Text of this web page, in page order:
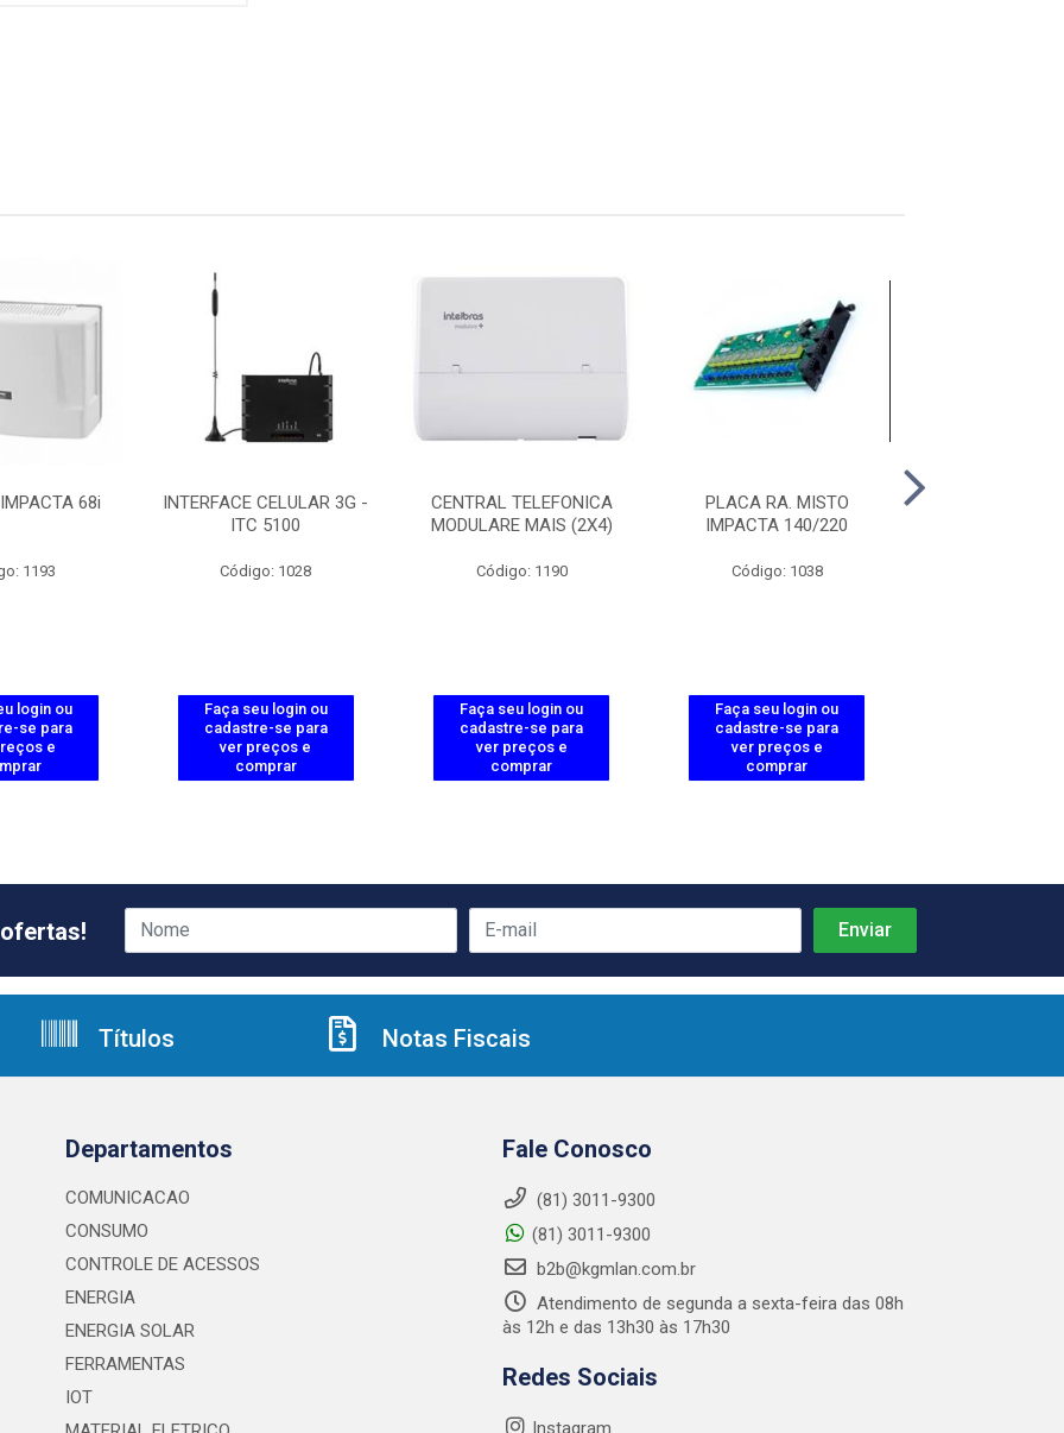
68i
1193
login ou
se para
e
INTERFACE CELULAR 3G -
ITC 5100
Código: 1028
Faça seu login ou
cadastre-se para
ver preços e
comprar
CENTRAL TELEFONICA
MODULARE MAIS (2X4)
Código: 1190
Faça seu login ou
cadastre-se para
ver preços e
comprar
PLACA RA. MISTO
IMPACTA 140/220
Código: 1038
Faça seu login ou
cadastre-se para
ver preços e
comprar
Títulos Notas Fiscais
Departamentos
COMUNICACAO
CONSUMO
CONTROLE DE ACESSOS
ENERGIA
ENERGIA SOLAR
FERRAMENTAS
IOT
Fale Conosco
(81) 3011-9300
(81) 3011-9300
b2b@kgmlan.com.br
Atendimento de segunda a sexta-feira das 08h
às 12h e das 13h30 às 17h30
Redes Sociais
Instagram